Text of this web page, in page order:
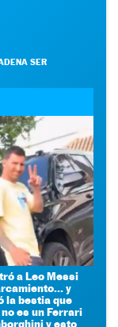
SER
a Leo Messi
y
la bestia que
es un Ferrari
y esto